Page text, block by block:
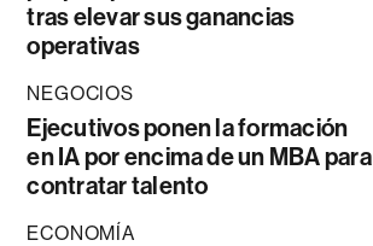
tras elevar sus ganancias
operativas
NEGOCIOS
Ejecutivos ponen la formación
en IA por encima de un MBA para
contratar talento
ECONOMÍA